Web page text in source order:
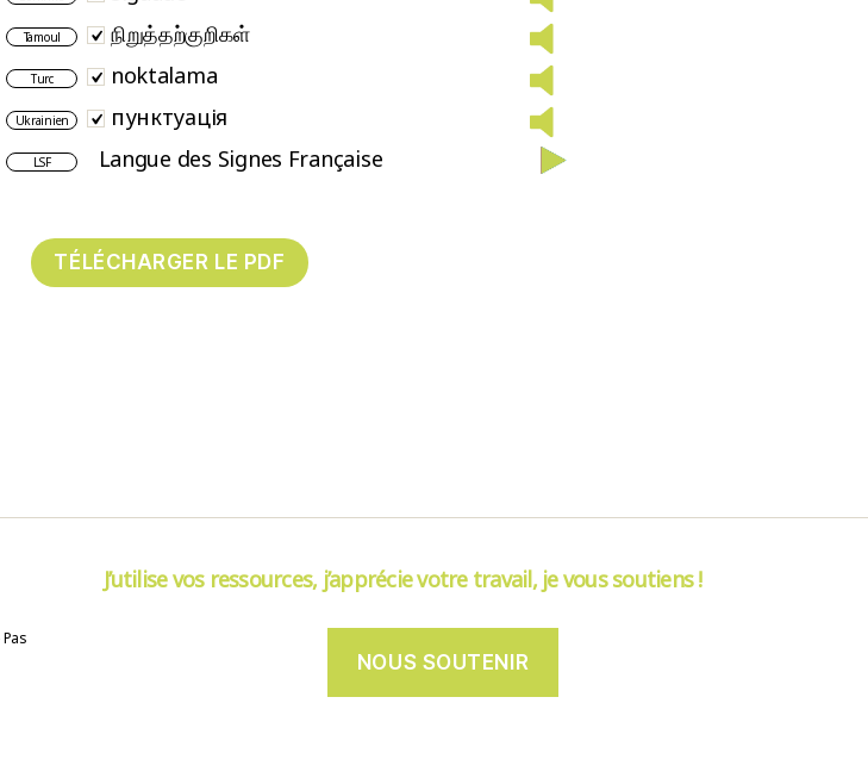
Tamoul நிறுத்தற்குறிகள்
Turc noktalama
Ukrainien пунктуація
LSF Langue des Signes Française
J’utilise vos ressources, j’apprécie votre travail, je vous soutiens !
NOUS SOUTENIR